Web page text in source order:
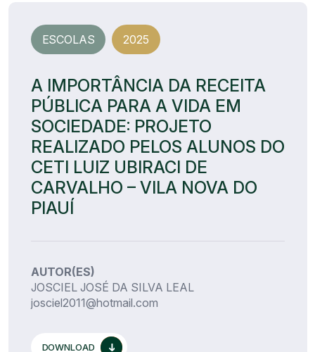
ESCOLAS 2025
A IMPORTÂNCIA DA RECEITA
PÚBLICA PARA A VIDA EM
SOCIEDADE: PROJETO
REALIZADO PELOS ALUNOS DO
CETI LUIZ UBIRACI DE
CARVALHO – VILA NOVA DO
PIAUÍ
AUTOR(ES)
JOSCIEL JOSÉ DA SILVA LEAL
josciel2011@hotmail.com
DOWNLOAD